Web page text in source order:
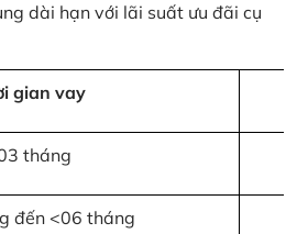
dài hạn với lãi suất ưu đãi cụ
gian vay
tháng
đến <06 tháng